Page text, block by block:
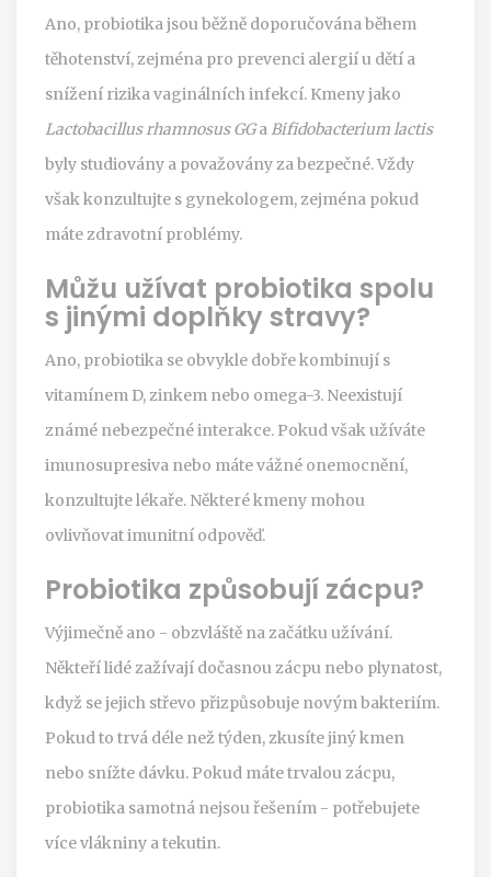
Ano, probiotika jsou běžně doporučována během
těhotenství, zejména pro prevenci alergií u dětí a
snížení rizika vaginálních infekcí. Kmeny jako
Lactobacillus rhamnosus GGaBifidobacterium lactis
byly studiovány a považovány za bezpečné. Vždy
však konzultujte s gynekologem, zejména pokud
máte zdravotní problémy.
Můžu užívat probiotika spolu
s jinými doplňky stravy?
Ano, probiotika se obvykle dobře kombinují s
vitamínem D, zinkem nebo omega-3. Neexistují
známé nebezpečné interakce. Pokud však užíváte
imunosupresiva nebo máte vážné onemocnění,
konzultujte lékaře. Některé kmeny mohou
ovlivňovat imunitní odpověď.
Probiotika způsobují zácpu?
Výjimečně ano - obzvláště na začátku užívání.
Někteří lidé zažívají dočasnou zácpu nebo plynatost,
když se jejich střevo přizpůsobuje novým bakteriím.
Pokud to trvá déle než týden, zkusíte jiný kmen
nebo snížte dávku. Pokud máte trvalou zácpu,
probiotika samotná nejsou řešením - potřebujete
více vlákniny a tekutin.